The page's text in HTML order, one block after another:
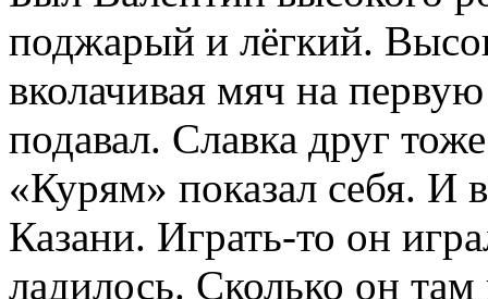
поджарый и лёгкий.
вколачивая мяч на
подавал. Славка друг
«Курям» показал себя. И
Казани. Играть-то он
ладилось. Сколько он